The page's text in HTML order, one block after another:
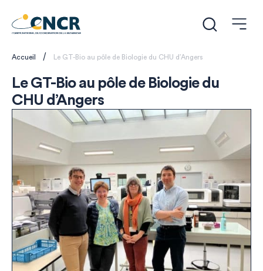
Accueil / Le GT-Bio au pôle de Biologie du CHU d’Angers
Le GT-Bio au pôle de Biologie du
CHU d’Angers